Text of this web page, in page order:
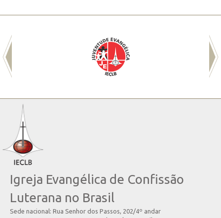
Igreja Evangélica de Confissão
Luterana no Brasil
Sede nacional: Rua Senhor dos Passos, 202/4º andar